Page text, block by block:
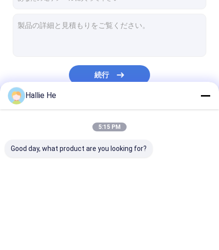
埋め込まれた rfid の読者
中間の範囲 RFID の読者
長距離は、ReaderのRFID
続行
Hallie He
5:15 PM
Good day, what product are you looking for?